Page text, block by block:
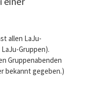
allen LaJu-
Gruppen).
Gruppenabenden
bekannt gegeben.)